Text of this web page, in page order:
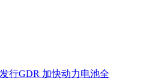
行GDR 加快动力电池全